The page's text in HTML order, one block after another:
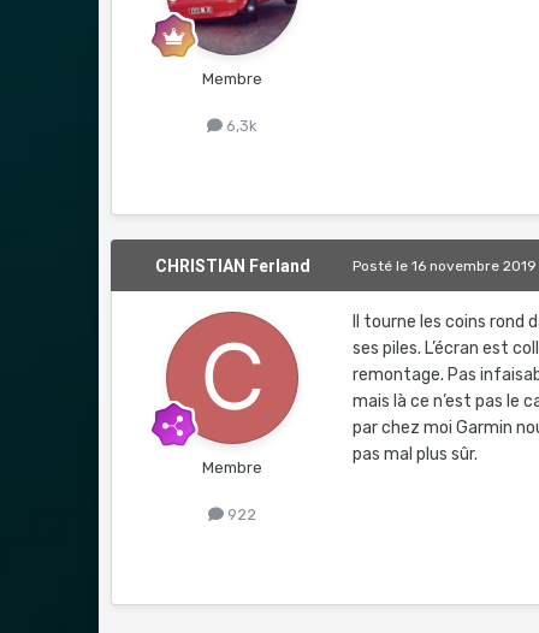
Membre
6,3k
CHRISTIAN Ferland
Membre
922
Postéle 16 novembre 2019
Il tourne les coins
ses piles. L’écran est
remontage. Pas
mais là ce n’est pas le
par chez moi Garmin
pas mal plus sûr.